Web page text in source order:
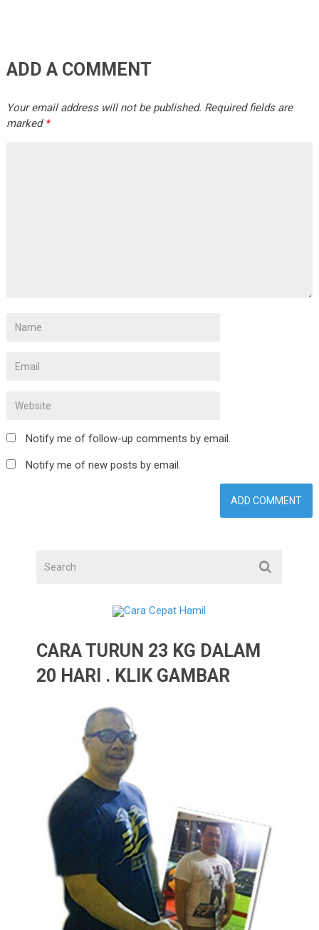
ADD A COMMENT
Your email address will not be published. Required fields are
marked *
Notify me of follow-up comments by email.
Notify me of new posts by email.
CARA TURUN 23 KG DALAM
20 HARI . KLIK GAMBAR